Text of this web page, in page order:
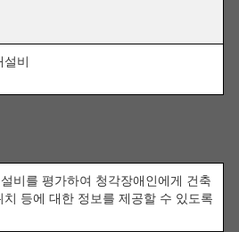
비
비를 평가하여 청각장애인에게 건축
등에 대한 정보를 제공할 수 있도록